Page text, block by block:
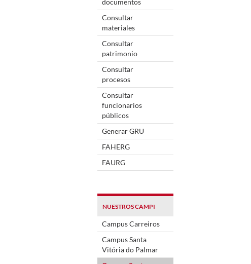
Consultar
materiales
Consultar
patrimonio
Consultar
procesos
Consultar
funcionarios
públicos
Generar GRU
FAHERG
FAURG
NUESTROS CAMPI
Campus Carreiros
Campus Santa
Vitória do Palmar